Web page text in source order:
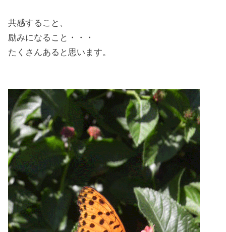
共感すること、
励みになること・・・
たくさんあると思います。